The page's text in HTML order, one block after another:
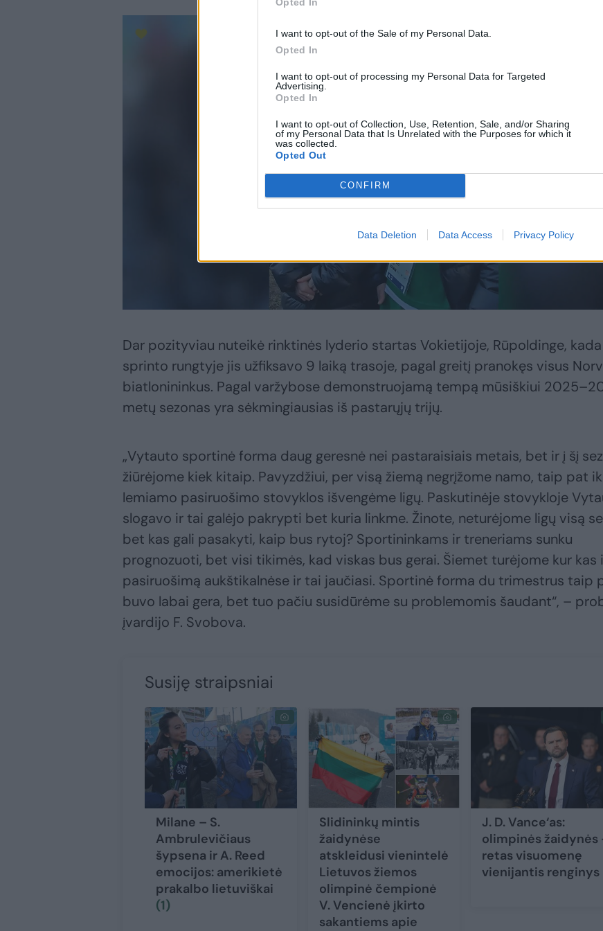
I want to opt-out of the Sale of my Personal Data.
Opted In
I want to opt-out of processing my Personal Data for Targeted
Advertising.
Opted In
I want to opt-out of Collection, Use, Retention, Sale, and/or Sharing
of my Personal Data that Is Unrelated with the Purposes for which it
was collected.
Opted Out
CONFIRM
Data Deletion Data Access Privacy Policy
Dar pozityviau nuteikė rinktinės lyderio startas Vokietijoje, Rūpoldinge, kada
sprinto rungtyje jis užfiksavo 9 laiką trasoje, pagal greitį pranokęs visus
biatlonininkus. Pagal varžybose demonstruojamą tempą mūsiškiui
metų sezonas yra sėkmingiausias iš pastarųjų trijų.
„Vytauto sportinė forma daug geresnė nei pastaraisiais metais, bet ir į šį
žiūrėjome kiek kitaip. Pavyzdžiui, per visą žiemą negrįžome namo, taip pat
lemiamo pasiruošimo stovyklos išvengėme ligų. Paskutinėje stovykloje
slogavo ir tai galėjo pakrypti bet kuria linkme. Žinote, neturėjome ligų visą
bet kas gali pasakyti, kaip bus rytoj? Sportininkams ir treneriams sunku
prognozuoti, bet visi tikimės, kad viskas bus gerai. Šiemet turėjome kur kas
pasiruošimą aukštikalnėse ir tai jaučiasi. Sportinė forma du trimestrus taip
buvo labai gera, bet tuo pačiu susidūrėme su problemomis šaudant“, –
įvardijo F. Svobova.
Susiję straipsniai
Milane – S.
Ambrulevičiaus
šypsena ir A. Reed
emocijos: amerikietė
prakalbo lietuviškai
(1)
Slidininkų mintis
žaidynėse
atskleidusi vienintelė
Lietuvos žiemos
olimpinė čempionė
V. Vencienė įkirto
sakantiems apie
J. D. Vance‘as:
olimpinės žaidynės
retas visuomenę
vienijantis renginys